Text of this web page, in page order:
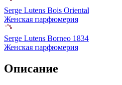
Serge Lutens Bois Oriental
Женская парфюмерия
Serge Lutens Borneo 1834
Женская парфюмерия
Описание